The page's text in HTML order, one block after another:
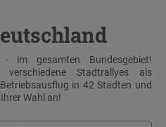
gesamten Bundesgebiet!
Stadtrallyes als
in 42 Städten und
Wahl an!